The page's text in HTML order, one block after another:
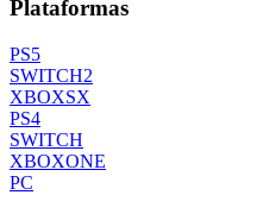
Plataformas
PS5
SWITCH2
XBOXSX
PS4
SWITCH
XBOXONE
PC